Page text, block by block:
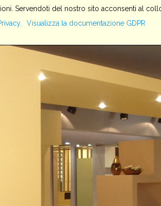
HOME SERVIZI AZIENDA PRODOTTI
Servendoti del nostro sito acconsenti al
Visualizza la documentazione GDPR